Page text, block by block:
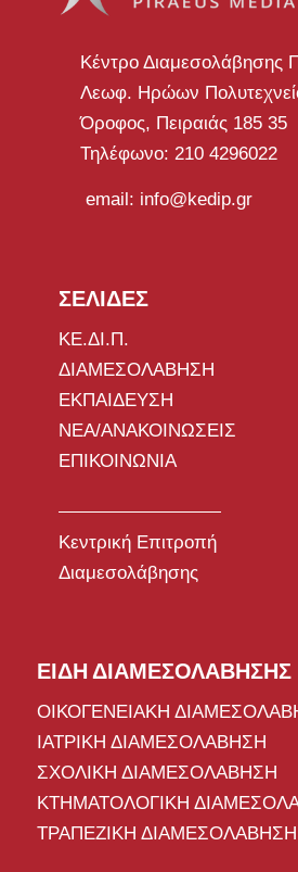
Κέντρο Διαμεσολάβησης
Λεωφ. Ηρώων
Όροφος, Πειραιάς 185 35
Τηλέφωνο: 210 4296022
email: info@kedip.gr
ΣΕΛΙΔΕΣ
ΚΕ.ΔΙ.Π.
ΔΙΑΜΕΣΟΛΑΒΗΣΗ
ΕΚΠΑΙΔΕΥΣΗ
ΝΕΑ/ΑΝΑΚΟΙΝΩΣΕΙΣ
ΕΠΙΚΟΙΝΩΝΙΑ
Κεντρική Επιτροπή
Διαμεσολάβησης
ΕΙΔΗ ΔΙΑΜΕΣΟΛΑΒΗΣΗΣ
ΟΙΚΟΓΕΝΕΙΑΚΗ
ΙΑΤΡΙΚΗ ΔΙΑΜΕΣΟΛΑΒΗΣΗ
ΣΧΟΛΙΚΗ ΔΙΑΜΕΣΟΛΑΒΗΣΗ
ΚΤΗΜΑΤΟΛΟΓΙΚΗ
ΤΡΑΠΕΖΙΚΗ ΔΙΑΜΕΣΟΛΑΒΗΣΗ